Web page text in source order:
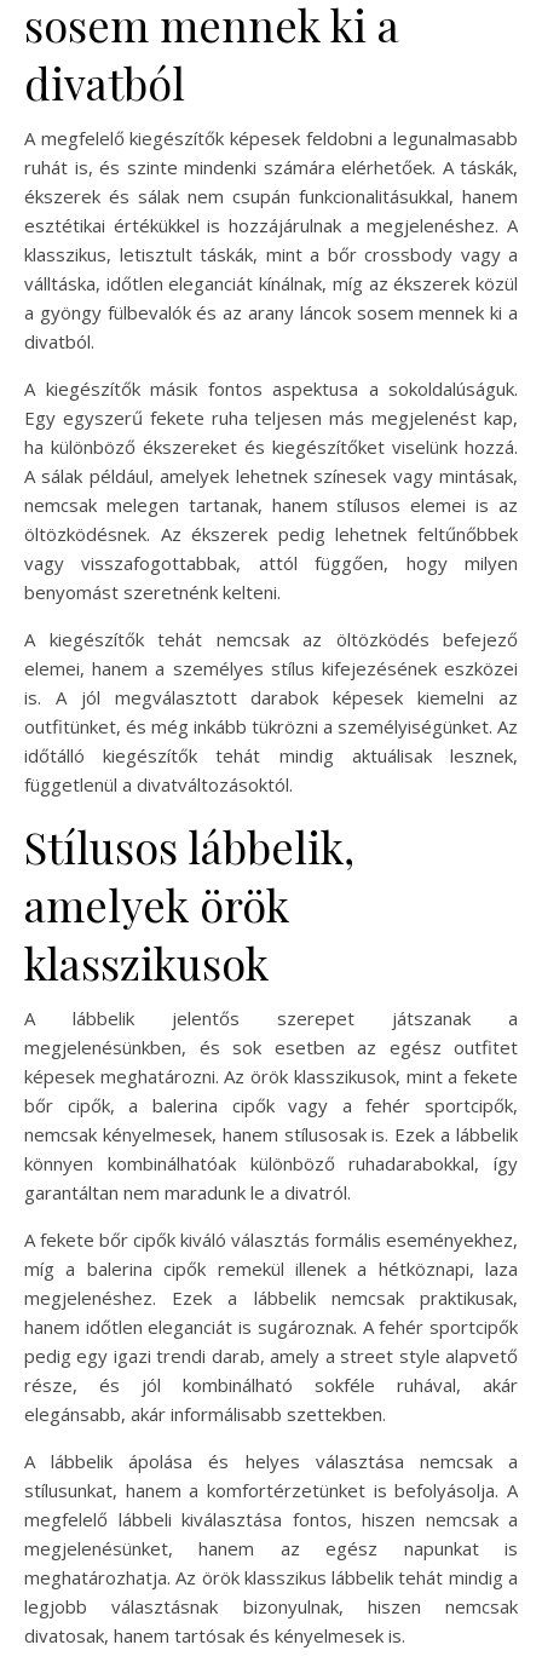
sosem mennek ki a
divatból
A megfelelő kiegészítők képesek feldobni a legunalmasabb
ruhát is, és szinte mindenki számára elérhetőek. A táskák,
ékszerek és sálak nem csupán funkcionalitásukkal, hanem
esztétikai értékükkel is hozzájárulnak a megjelenéshez. A
klasszikus, letisztult táskák, mint a bőr crossbody vagy a
válltáska, időtlen eleganciát kínálnak, míg az ékszerek közül
a gyöngy fülbevalók és az arany láncok sosem mennek ki a
divatból.
A kiegészítők másik fontos aspektusa a sokoldalúságuk.
Egy egyszerű fekete ruha teljesen más megjelenést kap,
ha különböző ékszereket és kiegészítőket viselünk hozzá.
A sálak például, amelyek lehetnek színesek vagy mintásak,
nemcsak melegen tartanak, hanem stílusos elemei is az
öltözködésnek. Az ékszerek pedig lehetnek feltűnőbbek
vagy visszafogottabbak, attól függően, hogy milyen
benyomást szeretnénk kelteni.
A kiegészítők tehát nemcsak az öltözködés befejező
elemei, hanem a személyes stílus kifejezésének eszközei
is. A jól megválasztott darabok képesek kiemelni az
outfitünket, és még inkább tükrözni a személyiségünket. Az
időtálló kiegészítők tehát mindig aktuálisak lesznek,
függetlenül a divatváltozásoktól.
Stílusos lábbelik,
amelyek örök
klasszikusok
A lábbelik jelentős szerepet játszanak a
megjelenésünkben, és sok esetben az egész outfitet
képesek meghatározni. Az örök klasszikusok, mint a fekete
bőr cipők, a balerina cipők vagy a fehér sportcipők,
nemcsak kényelmesek, hanem stílusosak is. Ezek a lábbelik
könnyen kombinálhatóak különböző ruhadarabokkal, így
garantáltan nem maradunk le a divatról.
A fekete bőr cipők kiváló választás formális eseményekhez,
míg a balerina cipők remekül illenek a hétköznapi, laza
megjelenéshez. Ezek a lábbelik nemcsak praktikusak,
hanem időtlen eleganciát is sugároznak. A fehér sportcipők
pedig egy igazi trendi darab, amely a street style alapvető
része, és jól kombinálható sokféle ruhával, akár
elegánsabb, akár informálisabb szettekben.
A lábbelik ápolása és helyes választása nemcsak a
stílusunkat, hanem a komfortérzetünket is befolyásolja. A
megfelelő lábbeli kiválasztása fontos, hiszen nemcsak a
megjelenésünket, hanem az egész napunkat is
meghatározhatja. Az örök klasszikus lábbelik tehát mindig a
legjobb választásnak bizonyulnak, hiszen nemcsak
divatosak, hanem tartósak és kényelmesek is.